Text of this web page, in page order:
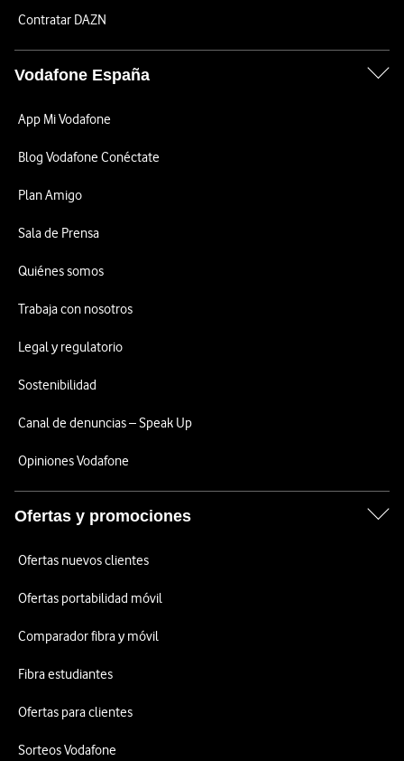
Contratar DAZN
Vodafone España
App Mi Vodafone
Blog Vodafone Conéctate
Plan Amigo
Sala de Prensa
Quiénes somos
Trabaja con nosotros
Legal y regulatorio
Sostenibilidad
Canal de denuncias – Speak Up
Opiniones Vodafone
Ofertas y promociones
Ofertas nuevos clientes
Ofertas portabilidad móvil
Comparador fibra y móvil
Fibra estudiantes
Ofertas para clientes
Sorteos Vodafone